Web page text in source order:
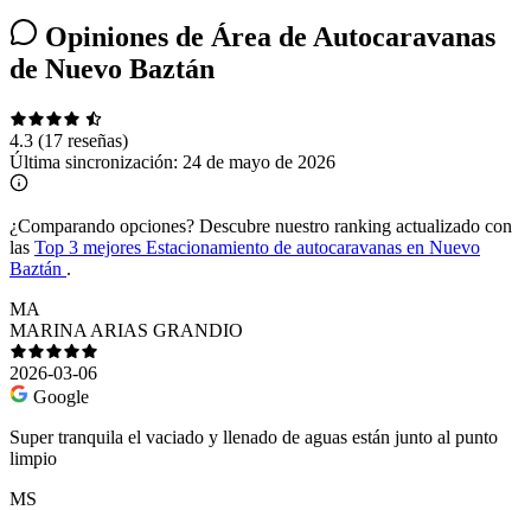
Opiniones de Área de Autocaravanas
de Nuevo Baztán
4.3 (17 reseñas)
Última sincronización: 24 de mayo de 2026
¿Comparando opciones? Descubre nuestro ranking actualizado con
las Top 3 mejores Estacionamiento de autocaravanas en Nuevo
Baztán .
MA
MARINA ARIAS GRANDIO
2026-03-06
Google
Super tranquila el vaciado y llenado de aguas están junto al punto
limpio
MS